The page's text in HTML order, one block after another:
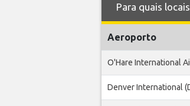
Para quais
Aeroporto
O'Hare International
Denver International